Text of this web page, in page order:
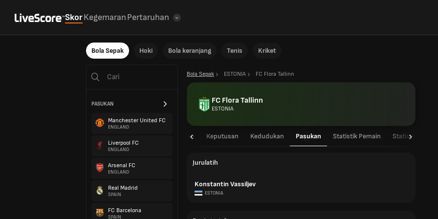
SkorKegemaranPertaruhan
Bola Sepak Hoki Bola keranjang Tenis Kriket
PASUKAN
Manchester United FC
ENGLAND
Liverpool FC
ENGLAND
Arsenal FC
ENGLAND
Real Madrid
SPAIN
FC Barcelona
SPAIN
Bola Sepak ESTONIA FC Flora Tallinn
FC Flora Tallinn
ESTONIA
Perlawanan Keputusan Kedudukan Pasukan Statistik Pemain Statistik
Jurulatih
Konstantin Vassiljev
ESTONIA